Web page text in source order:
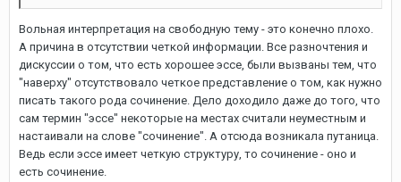
Вольная интерпретация на свободную тему - это конечно плохо.
А причина в отсутствии четкой информации. Все разночтения и
дискуссии о том, что есть хорошее эссе, были вызваны тем, что
"наверху" отсутствовало четкое представление о том, как нужно
писать такого рода сочинение. Дело доходило даже до того, что
сам термин "эссе" некоторые на местах считали неуместным и
настаивали на слове "сочинение". А отсюда возникала путаница.
Ведь если эссе имеет четкую структуру, то сочинение - оно и
есть сочинение.